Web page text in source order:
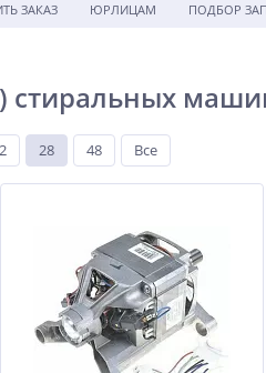
ЗАКАЗ ЮРЛИЦАМ ПОДБОР
стиральных
28 48 Все